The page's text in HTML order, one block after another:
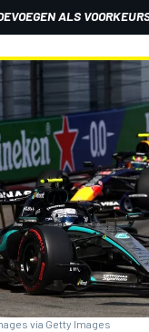
ALS
via Getty Images